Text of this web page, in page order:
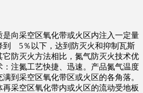
向采空区氧化带或火区内注入一定量
到 5％以下，达到防灭火和抑制瓦斯
防灭火方法相比，氮气防灭火技术优
注氮工艺快捷、迅速。产品氮气温度
到采空区氧化带区或火区的各角落。
采空区氧化带内或火区的流动受地板